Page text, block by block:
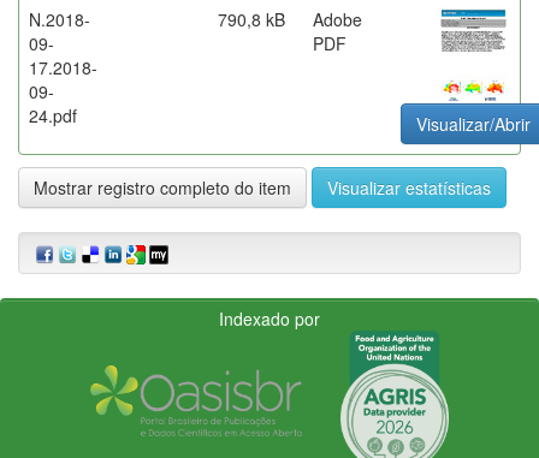
N.2018-
09-
17.2018-
09-
24.pdf
790,8 kB
Adobe
PDF
Visualizar/Abrir
Mostrar registro completo do item Visualizar estatísticas
Indexado por